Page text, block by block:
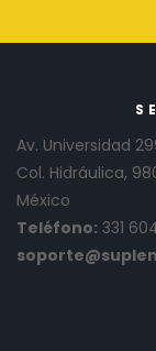
Av. Universidad
Col. Hidráulica,
México
Teléfono: 331